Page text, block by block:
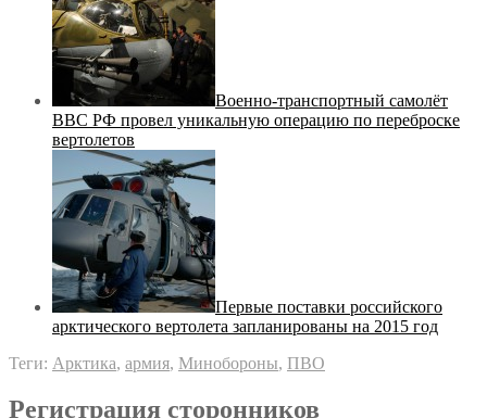
Военно-транспортный самолёт
ВВС РФ провел уникальную операцию по переброске
вертолетов
Первые поставки российского
арктического вертолета запланированы на 2015 год
Теги: Арктика, армия, Минобороны, ПВО
Регистрация сторонников